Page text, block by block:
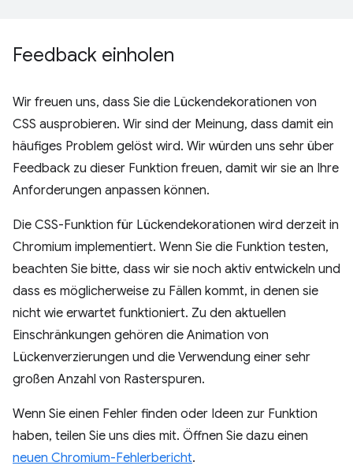
Feedback einholen
Wir freuen uns, dass Sie die Lückendekorationen von
CSS ausprobieren. Wir sind der Meinung, dass damit ein
häufiges Problem gelöst wird. Wir würden uns sehr über
Feedback zu dieser Funktion freuen, damit wir sie an Ihre
Anforderungen anpassen können.
Die CSS-Funktion für Lückendekorationen wird derzeit in
Chromium implementiert. Wenn Sie die Funktion testen,
beachten Sie bitte, dass wir sie noch aktiv entwickeln und
dass es möglicherweise zu Fällen kommt, in denen sie
nicht wie erwartet funktioniert. Zu den aktuellen
Einschränkungen gehören die Animation von
Lückenverzierungen und die Verwendung einer sehr
großen Anzahl von Rasterspuren.
Wenn Sie einen Fehler finden oder Ideen zur Funktion
haben, teilen Sie uns dies mit. Öffnen Sie dazu einen
neuen Chromium-Fehlerbericht.